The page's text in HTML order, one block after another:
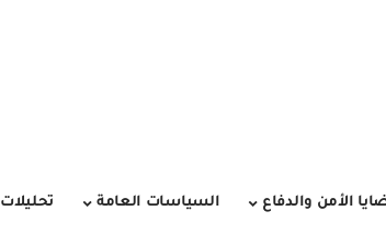
الأمن والدفاع السياسات العامة تحليلات